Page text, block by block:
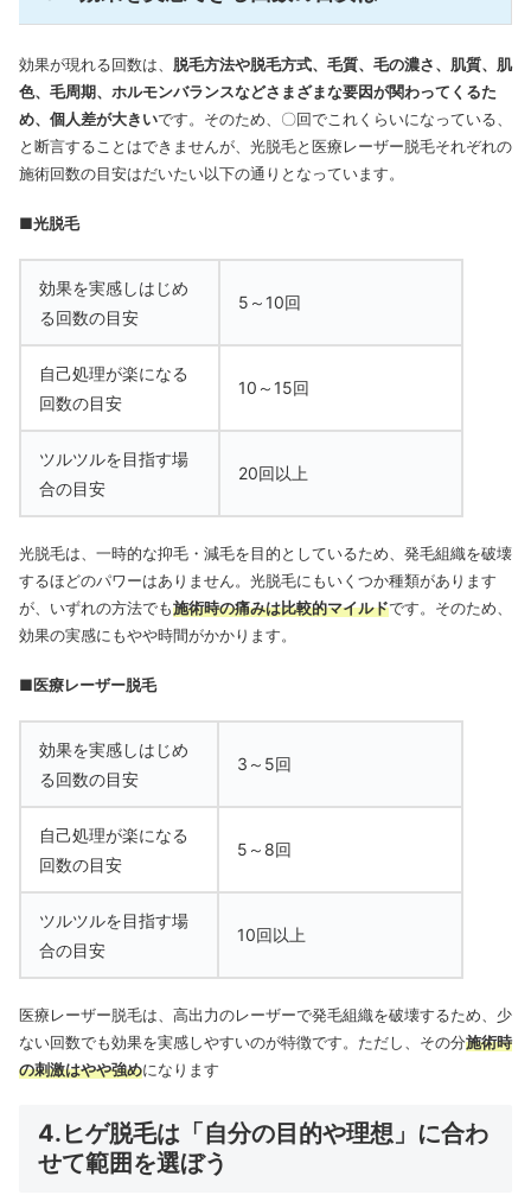
効果が現れる回数は、 脱毛方法や脱毛方式、毛質、毛の濃さ、肌質、肌
色、毛周期、ホルモンバランスなどさまざまな要因が関わってくるた
め、個人差が大きいです。そのため、〇回でこれくらいになっている、
と断言することはできませんが、光脱毛と医療レーザー脱毛それぞれの
施術回数の目安はだいたい以下の通りとなっています。
■光脱毛
効果を実感しはじめ
る回数の目安
5～10回
自己処理が楽になる
回数の目安
10～15回
ツルツルを目指す場
合の目安
20回以上
光脱毛は、一時的な抑毛・減毛を目的としているため、発毛組織を破壊
するほどのパワーはありません。光脱毛にもいくつか種類があります
が、いずれの方法でも施術時の痛みは比較的マイルドです。そのため、
効果の実感にもやや時間がかかります。
■医療レーザー脱毛
効果を実感しはじめ
る回数の目安
3～5回
自己処理が楽になる
回数の目安
5～8回
ツルツルを目指す場
合の目安
10回以上
医療レーザー脱毛は、高出力のレーザーで発毛組織を破壊するため、少
ない回数でも効果を実感しやすいのが特徴です。ただし、その分施術時
の刺激はやや強めになります
4.ヒゲ脱毛は「自分の目的や理想」に合わ
せて範囲を選ぼう